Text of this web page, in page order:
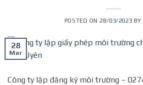
POSTED ON 28/03/2023 BY
28
Mar
Công ty lập đăng ký môi trường –